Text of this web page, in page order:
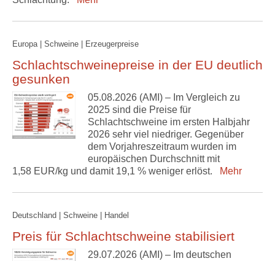
Europa | Schweine | Erzeugerpreise
Schlachtschweinepreise in der EU deutlich
gesunken
05.08.2026 (AMI) – Im Vergleich zu
2025 sind die Preise für
Schlachtschweine im ersten Halbjahr
2026 sehr viel niedriger. Gegenüber
dem Vorjahreszeitraum wurden im
europäischen Durchschnitt mit
1,58 EUR/kg und damit 19,1 % weniger erlöst.
Mehr
Deutschland | Schweine | Handel
Preis für Schlachtschweine stabilisiert
29.07.2026 (AMI) – Im deutschen